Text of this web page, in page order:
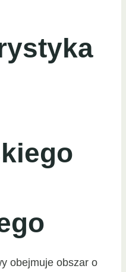
obejmuje obszar o